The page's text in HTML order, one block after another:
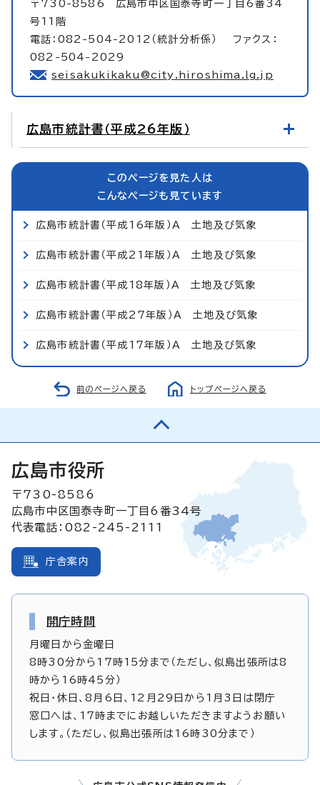
〒730-8586 広島市中区国泰寺町一丁目6番34
号11階
電話：082-504-2012（統計分析係） ファクス：
082-504-2029
seisakukikaku@city.hiroshima.lg.jp
広島市統計書（平成26年版）
このページを見た人は
こんなページも見ています
広島市統計書（平成16年版）A 土地及び気象
広島市統計書（平成21年版）A 土地及び気象
広島市統計書（平成18年版）A 土地及び気象
広島市統計書（平成27年版）A 土地及び気象
広島市統計書（平成17年版）A 土地及び気象
前のページへ戻る トップページへ戻る
広島市役所
〒730-8586
広島市中区国泰寺町一丁目6番34号
代表電話：082-245-2111
庁舎案内
開庁時間
月曜日から金曜日
8時30分から17時15分まで（ただし、似島出張所は8
時から16時45分）
祝日・休日、8月6日、12月29日から1月3日は閉庁
窓口へは、17時までにお越しいただきますようお願い
します。（ただし、似島出張所は16時30分まで）